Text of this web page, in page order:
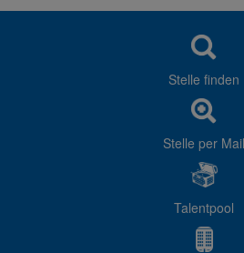
Stelle finden
Stelle per Mail
Talentpool